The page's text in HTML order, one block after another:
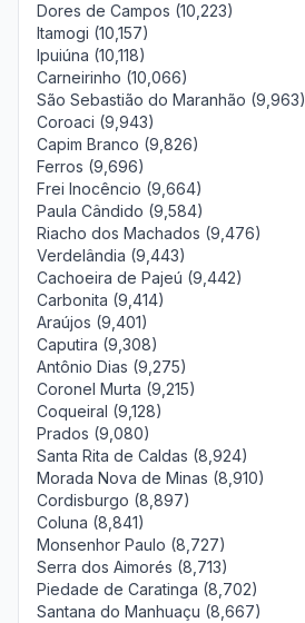
Dores de Campos (10,223)
Itamogi (10,157)
Ipuiúna (10,118)
Carneirinho (10,066)
São Sebastião do Maranhão (9,963)
Coroaci (9,943)
Capim Branco (9,826)
Ferros (9,696)
Frei Inocêncio (9,664)
Paula Cândido (9,584)
Riacho dos Machados (9,476)
Verdelândia (9,443)
Cachoeira de Pajeú (9,442)
Carbonita (9,414)
Araújos (9,401)
Caputira (9,308)
Antônio Dias (9,275)
Coronel Murta (9,215)
Coqueiral (9,128)
Prados (9,080)
Santa Rita de Caldas (8,924)
Morada Nova de Minas (8,910)
Cordisburgo (8,897)
Coluna (8,841)
Monsenhor Paulo (8,727)
Serra dos Aimorés (8,713)
Piedade de Caratinga (8,702)
Santana do Manhuaçu (8,667)